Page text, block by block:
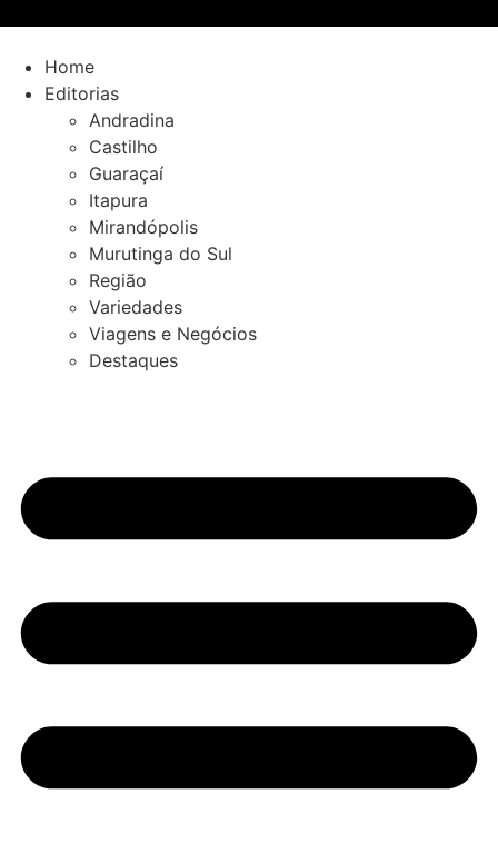
conteúdo
Home
Editorias
Andradina
Castilho
Guaraçaí
Itapura
Mirandópolis
Murutinga do Sul
Região
Variedades
Viagens e Negócios
Destaques